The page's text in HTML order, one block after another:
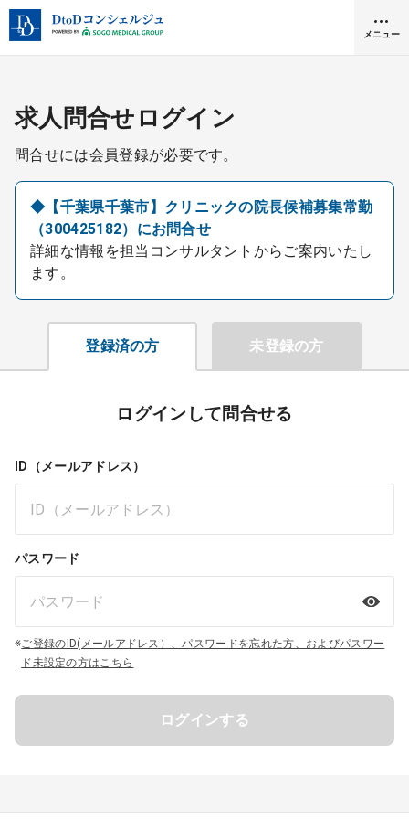
メニュー
クリニック開業
DtoDとは
お問合せ
医院の譲渡・売却をお考えの方
採用をお考えの医療機関の方
求人問合せログイン
問合せには会員登録が必要です。
◆【千葉県千葉市】クリニックの院長候補募集常勤
（300425182）にお問合せ
詳細な情報を担当コンサルタントからご案内いたし
ます。
登録済の方 未登録の方
ログインして問合せる
ID（メールアドレス）
パスワード
※ご登録のID(メールアドレス）、パスワードを忘れた方、およびパスワー
ド未設定の方はこちら
ログインする